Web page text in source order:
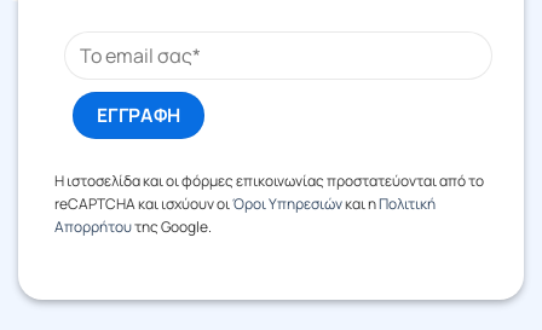
Η ιστοσελίδα και οι φόρμες επικοινωνίας προστατεύονται από το
reCAPTCHA και ισχύουν οιΌροι Υπηρεσιώνκαι ηΠολιτική
Απορρήτουτης Google.